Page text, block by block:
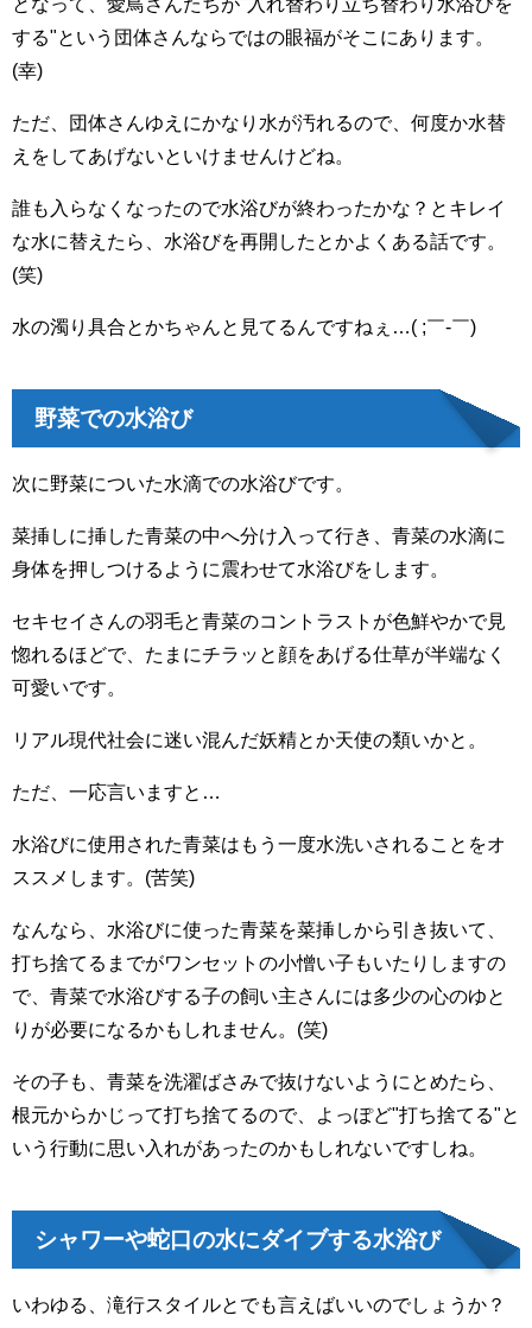
する"という団体さんならではの眼福がそこにあります。
(幸)
ただ、団体さんゆえにかなり水が汚れるので、何度か水替
えをしてあげないといけませんけどね。
誰も入らなくなったので水浴びが終わったかな？とキレイ
な水に替えたら、水浴びを再開したとかよくある話です。
(笑)
水の濁り具合とかちゃんと見てるんですねぇ…( ;￣-￣)
野菜での水浴び
次に野菜についた水滴での水浴びです。
菜挿しに挿した青菜の中へ分け入って行き、青菜の水滴に
身体を押しつけるように震わせて水浴びをします。
セキセイさんの羽毛と青菜のコントラストが色鮮やかで見
惚れるほどで、たまにチラッと顔をあげる仕草が半端なく
可愛いです。
リアル現代社会に迷い混んだ妖精とか天使の類いかと。
ただ、一応言いますと…
水浴びに使用された青菜はもう一度水洗いされることをオ
ススメします。(苦笑)
なんなら、水浴びに使った青菜を菜挿しから引き抜いて、
打ち捨てるまでがワンセットの小憎い子もいたりしますの
で、青菜で水浴びする子の飼い主さんには多少の心のゆと
りが必要になるかもしれません。(笑)
その子も、青菜を洗濯ばさみで抜けないようにとめたら、
根元からかじって打ち捨てるので、よっぽど"打ち捨てる"と
いう行動に思い入れがあったのかもしれないですしね。
シャワーや蛇口の水にダイブする水浴び
いわゆる、滝行スタイルとでも言えばいいのでしょうか？